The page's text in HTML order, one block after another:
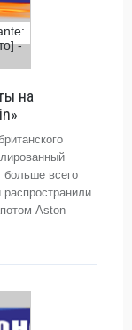
на
больше всего
Aston